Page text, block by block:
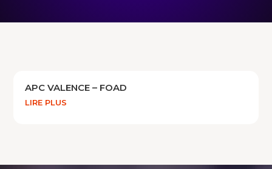
APC VALENCE – FOAD
LIRE PLUS